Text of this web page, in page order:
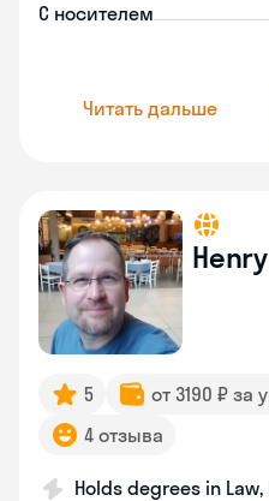
С носителем
Читать дальше
Henry
5 от 3190 ₽ за
4 отзыва
Holds degrees in